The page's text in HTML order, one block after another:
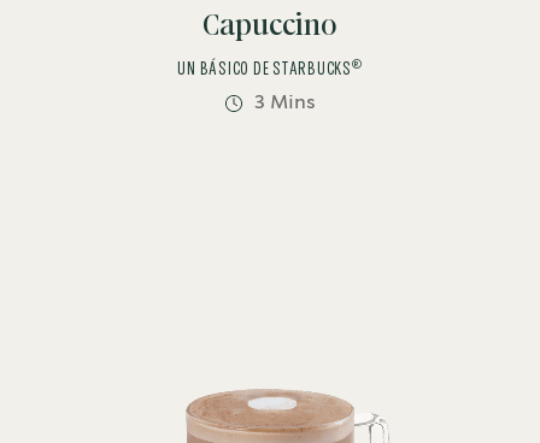
Capuccino
UN BÁSICO DE STARBUCKS ®
3 Mins